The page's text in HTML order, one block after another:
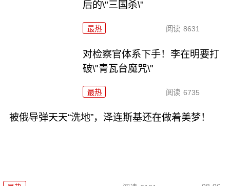
后的\"三国杀\"
最热 阅读 8631
对检察官体系下手！李在明要打
破\"青瓦台魔咒\"
最热 阅读 6735
被俄导弹天天“洗地”，泽连斯基还在做着美梦！